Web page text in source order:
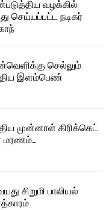
வழக்கில்
செய்யப்பட்ட நடிகர்
செல்லும்
இளம்பெண்
முன்னாள் கிரிக்கெட்
மரணம்..
சிறுமி பாலியல்